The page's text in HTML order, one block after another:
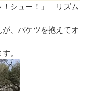
！シュー！」 リズム
、バケツを抱えてオ
。